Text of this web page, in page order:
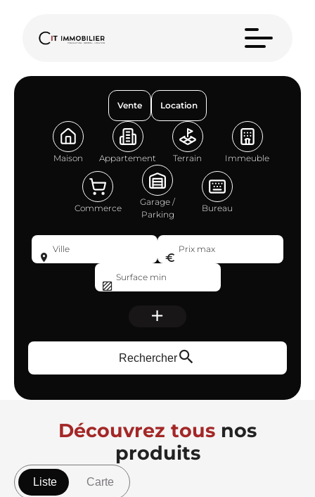
Vente Location
Appartement
Bureau
Commerce
Garage /
Parking
Immeuble
Maison Terrain
Ville
Rechercher
Découvrez tous nos
produits
Liste Carte